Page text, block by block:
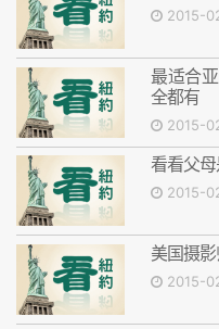
2015-
最适合
全都有
2015-
看看父
2015-
美国摄
2015-